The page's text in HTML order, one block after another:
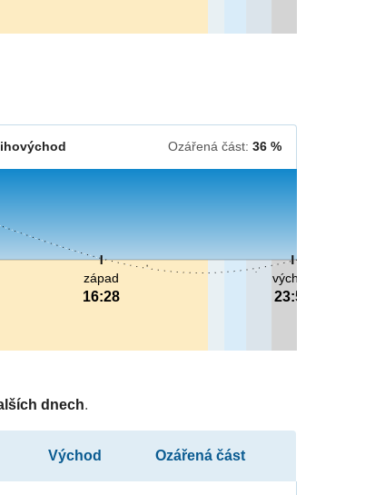
Ozářená část: 36 %
východ
23:50
západ
16:28
dnech.
Východ Ozářená část